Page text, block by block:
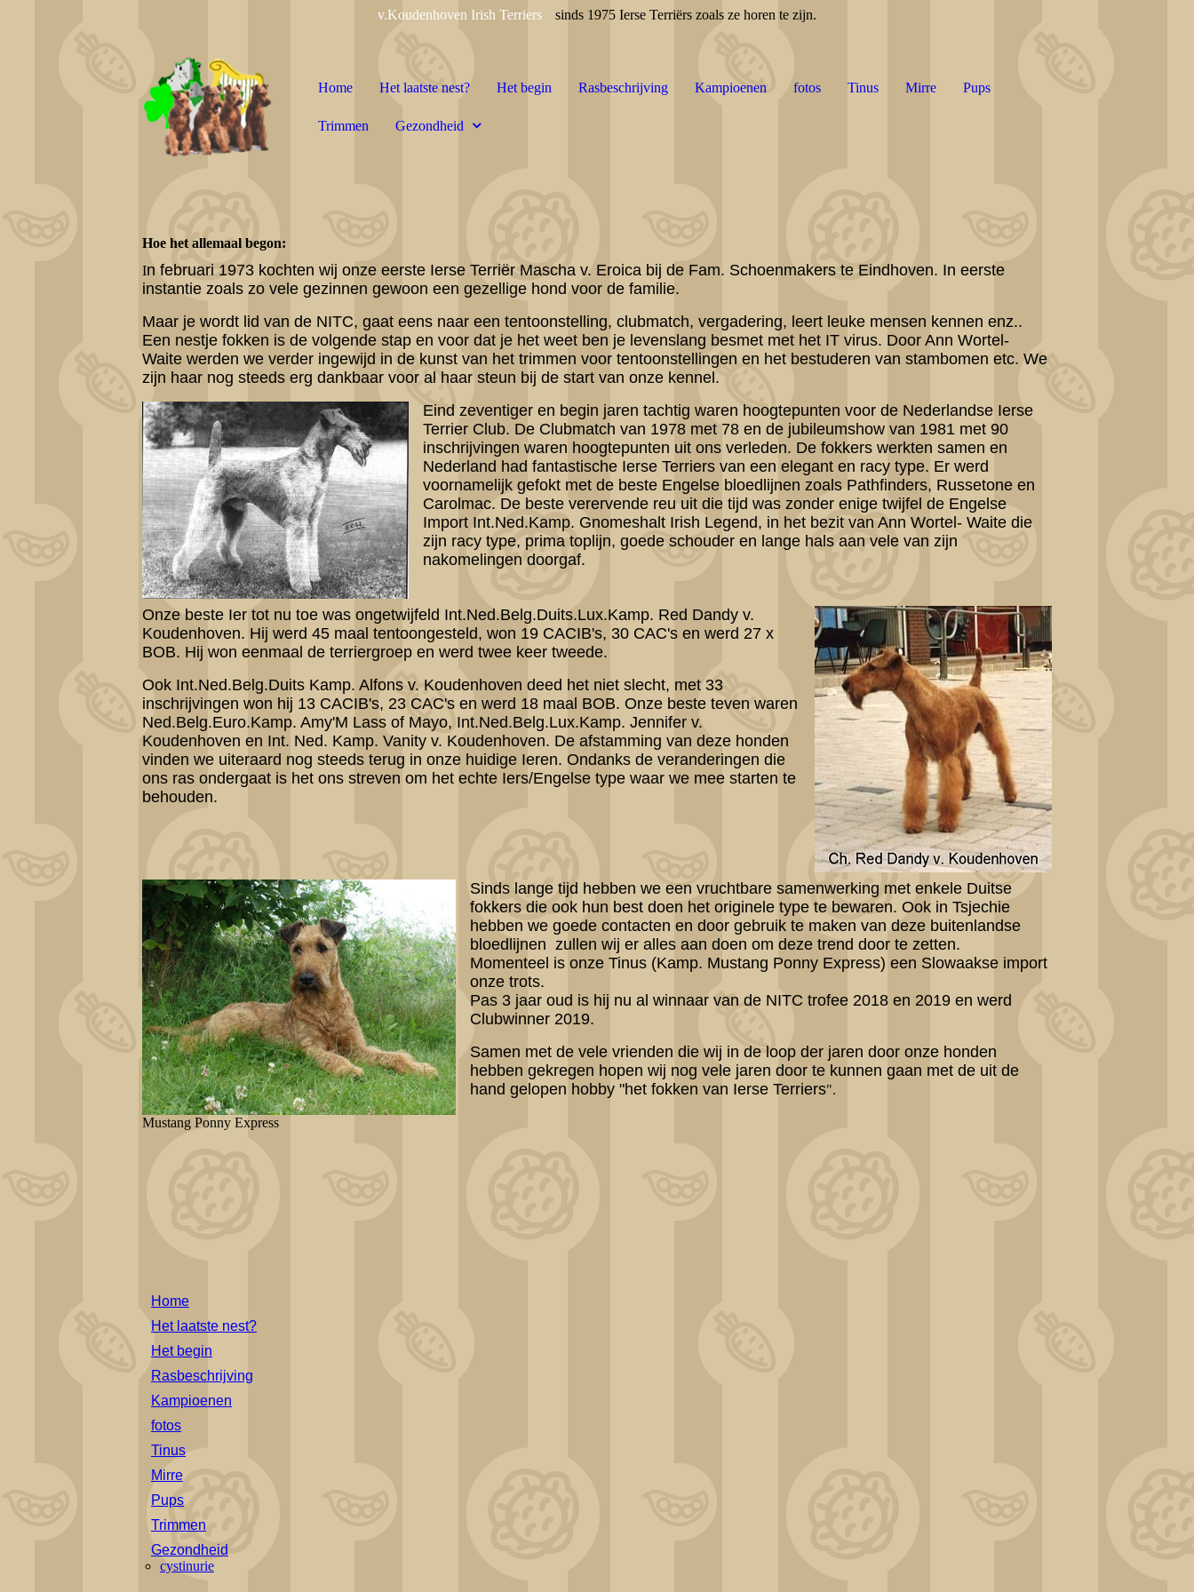
v.Koudenhoven Irish Terriers sinds 1975 Ierse Terriërs zoals ze horen te zijn.
Home Het laatste nest? Het begin Rasbeschrijving Kampioenen fotos Tinus Mirre Pups
Trimmen Gezondheid
Hoe het allemaal begon:
In februari 1973 kochten wij onze eerste Ierse Terriër Mascha v. Eroica bij de Fam. Schoenmakers te Eindhoven. In eerste
instantie zoals zo vele gezinnen gewoon een gezellige hond voor de familie.
Maar je wordt lid van de NITC, gaat eens naar een tentoonstelling, clubmatch, vergadering, leert leuke mensen kennen enz..
Een nestje fokken is de volgende stap en voor dat je het weet ben je levenslang besmet met het IT virus. Door Ann Wortel-
Waite werden we verder ingewijd in de kunst van het trimmen voor tentoonstellingen en het bestuderen van stambomen etc. We
zijn haar nog steeds erg dankbaar voor al haar steun bij de start van onze kennel.
Eind zeventiger en begin jaren tachtig waren hoogtepunten voor de Nederlandse Ierse
Terrier Club. De Clubmatch van 1978 met 78 en de jubileumshow van 1981 met 90
inschrijvingen waren hoogtepunten uit ons verleden. De fokkers werkten samen en
Nederland had fantastische Ierse Terriers van een elegant en racy type. Er werd
voornamelijk gefokt met de beste Engelse bloedlijnen zoals Pathfinders, Russetone en
Carolmac. De beste verervende reu uit die tijd was zonder enige twijfel de Engelse
Import Int.Ned.Kamp. Gnomeshalt Irish Legend, in het bezit van Ann Wortel- Waite die
zijn racy type, prima toplijn, goede schouder en lange hals aan vele van zijn
nakomelingen doorgaf.
Onze beste Ier tot nu toe was ongetwijfeld Int.Ned.Belg.Duits.Lux.Kamp. Red Dandy v.
Koudenhoven. Hij werd 45 maal tentoongesteld, won 19 CACIB's, 30 CAC's en werd 27 x
BOB. Hij won eenmaal de terriergroep en werd twee keer tweede.
Ook Int.Ned.Belg.Duits Kamp. Alfons v. Koudenhoven deed het niet slecht, met 33
inschrijvingen won hij 13 CACIB's, 23 CAC's en werd 18 maal BOB. Onze beste teven waren
Ned.Belg.Euro.Kamp. Amy'M Lass of Mayo, Int.Ned.Belg.Lux.Kamp. Jennifer v.
Koudenhoven en Int. Ned. Kamp. Vanity v. Koudenhoven. De afstamming van deze honden
vinden we uiteraard nog steeds terug in onze huidige Ieren. Ondanks de veranderingen die
ons ras ondergaat is het ons streven om het echte Iers/Engelse type waar we mee starten te
behouden.
Mustang Ponny Express
Sinds lange tijd hebben we een vruchtbare samenwerking met enkele Duitse
fokkers die ook hun best doen het originele type te bewaren. Ook in Tsjechie
hebben we goede contacten en door gebruik te maken van deze buitenlandse
bloedlijnen zullen wij er alles aan doen om deze trend door te zetten.
Momenteel is onze Tinus (Kamp. Mustang Ponny Express) een Slowaakse import
onze trots.
Pas 3 jaar oud is hij nu al winnaar van de NITC trofee 2018 en 2019 en werd
Clubwinner 2019.
Samen met de vele vrienden die wij in de loop der jaren door onze honden
hebben gekregen hopen wij nog vele jaren door te kunnen gaan met de uit de
hand gelopen hobby "het fokken van Ierse Terriers".
Home
Het laatste nest?
Het begin
Rasbeschrijving
Kampioenen
fotos
Tinus
Mirre
Pups
Trimmen
Gezondheid
cystinurie